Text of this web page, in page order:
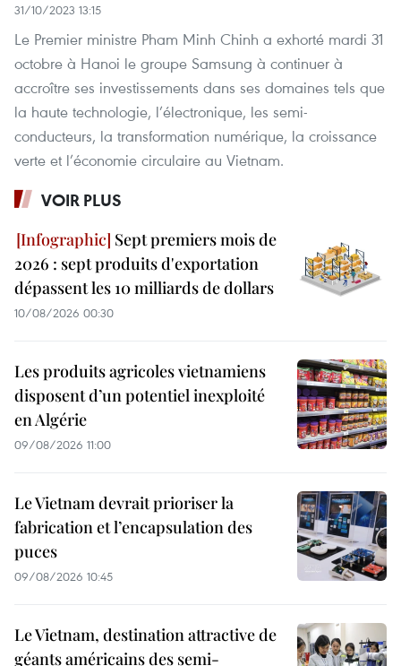
31/10/2023 13:15
Le Premier ministre Pham Minh Chinh a exhorté mardi 31
octobre à Hanoi le groupe Samsung à continuer à
accroître ses investissements dans ses domaines tels que
la haute technologie, l’électronique, les semi-
conducteurs, la transformation numérique, la croissance
verte et l’économie circulaire au Vietnam.
VOIR PLUS
Sept premiers mois de
2026 : sept produits d'exportation
dépassent les 10 milliards de dollars
10/08/2026 00:30
Les produits agricoles vietnamiens
disposent d’un potentiel inexploité
en Algérie
09/08/2026 11:00
Le Vietnam devrait prioriser la
fabrication et l’encapsulation des
puces
09/08/2026 10:45
Le Vietnam, destination attractive de
géants américains des semi-